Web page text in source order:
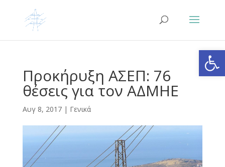
Προκήρυξη ΑΣΕΠ: 76
θέσεις για τον ΑΔΜΗΕ
Αυγ 8, 2017| Γενικά